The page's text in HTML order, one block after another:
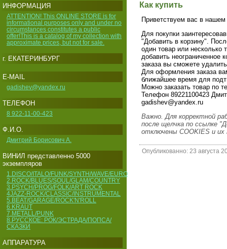
Как купить
Приветствуем вас в нашем
Для покупки
"Добавить в корзину".
один товар или несколько
добавить неограниченное
заказа вы сможете
Для оформления заказа
ближайшее время для
Можно заказать товар по
Телефон 89221100423
gadishev@yandex.ru
Важно. Для корректной
после щелчка по ссылке
отключены COOKIES и
Опубликованно: 23 августа
ИНФОРМАЦИЯ
ATTENTION! This ONLINE STORE is for
informational purposes only and under no
circumstances constitutes a public
offer!This is a catalog of my collection with
approximate prices, but not for sale.
г. ЕКАТЕРИНБУРГ
E-MAIL
gadishev@yandex.ru
ТЕЛЕФОН
8 922-11-00-423
Ф.И.О.
Дмитрий Борисович А.
ВИНИЛ представленно 5000
экземпляров
1.DISCO/ITALO/FUNK/SYNTH/WAVE/EURO
2.ROCK/BLUES/SOUL/GLAM/COUNTRY
3.PSYCH/PROG/FOLK/ART ROCK
4JAZZ-ROCK/CLASSIC/INSTRUMENTAL
5.BEAT/GARAGE/ROCK'N'ROLL
6.KRAUT
7.METALL/PUNK
8.РУССКОЕ: РОК/ЭСТРАДА/ПОПСА/
СКАЗКИ
АППАРАТУРА